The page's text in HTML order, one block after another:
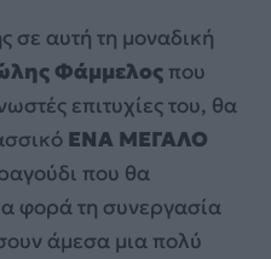
σε αυτή τη μοναδική
Φάμμελος που
επιτυχίες του, θα
ΕΝΑ ΜΕΓΑΛΟ
που θα
φορά τη συνεργασία
άμεσα μια πολύ